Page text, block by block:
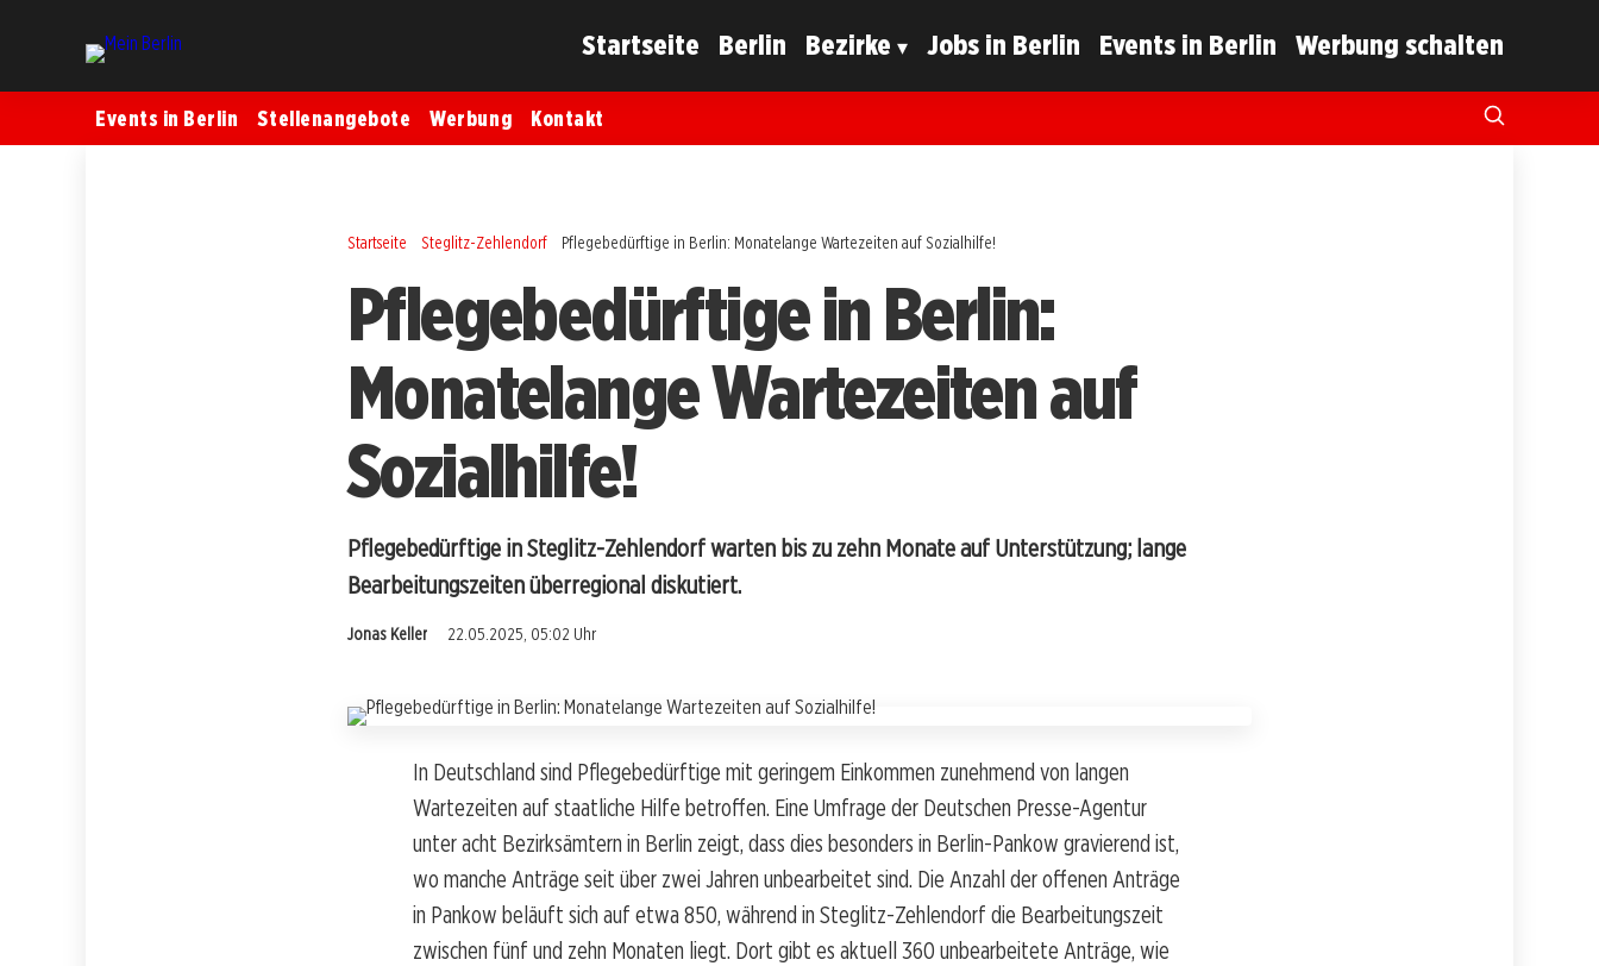
Startseite Berlin Bezirke Jobs in Berlin Events in Berlin Werbung schalten
Events in Berlin Stellenangebote Werbung Kontakt
Startseite Steglitz-Zehlendorf Pflegebedürftige in Berlin: Monatelange Wartezeiten auf Sozialhilfe!
Pflegebedürftige in Berlin:
Monatelange Wartezeiten auf
Sozialhilfe!
Pflegebedürftige in Steglitz-Zehlendorf warten bis zu zehn Monate auf Unterstützung; lange
Bearbeitungszeiten überregional diskutiert.
Jonas Keller 22.05.2025, 05:02 Uhr
In Deutschland sind Pflegebedürftige mit geringem Einkommen zunehmend von langen
Wartezeiten auf staatliche Hilfe betroffen. Eine Umfrage der Deutschen Presse-Agentur
unter acht Bezirksämtern in Berlin zeigt, dass dies besonders in Berlin-Pankow gravierend ist,
wo manche Anträge seit über zwei Jahren unbearbeitet sind. Die Anzahl der offenen Anträge
in Pankow beläuft sich auf etwa 850, während in Steglitz-Zehlendorf die Bearbeitungszeit
zwischen fünf und zehn Monaten liegt. Dort gibt es aktuell 360 unbearbeitete Anträge, wie